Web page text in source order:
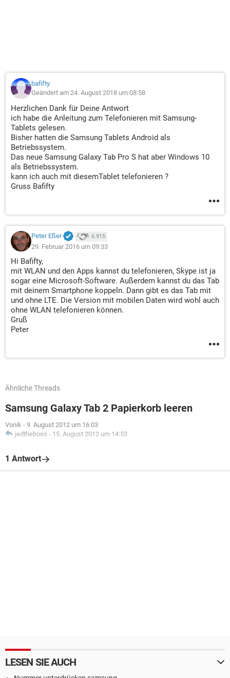
bafifty
Geändert am 24. August 2018 um 08:58
Herzlichen Dank für Deine Antwort
ich habe die Anleitung zum Telefonieren mit Samsung-
Tablets gelesen.
Bisher hatten die Samsung Tablets Android als
Betriebssystem.
Das neue Samsung Galaxy Tab Pro S hat aber Windows 10
als Betriebssystem.
kann ich auch mit diesemTablet telefonieren ?
Gruss Bafifty
Peter Eßer 6.915
29. Februar 2016 um 09:33
Hi Bafifty,
mit WLAN und den Apps kannst du telefonieren, Skype ist ja
sogar eine Microsoft-Software. Außerdem kannst du das Tab
mit deinem Smartphone koppeln. Dann gibt es das Tab mit
und ohne LTE. Die Version mit mobilen Daten wird wohl auch
ohne WLAN telefonieren können.
Gruß
Peter
Ähnliche Threads
Samsung Galaxy Tab 2 Papierkorb leeren
Vonik - 9. August 2012 um 16:03
jedtheboss - 15. August 2012 um 14:53
1 Antwort
LESEN SIE AUCH